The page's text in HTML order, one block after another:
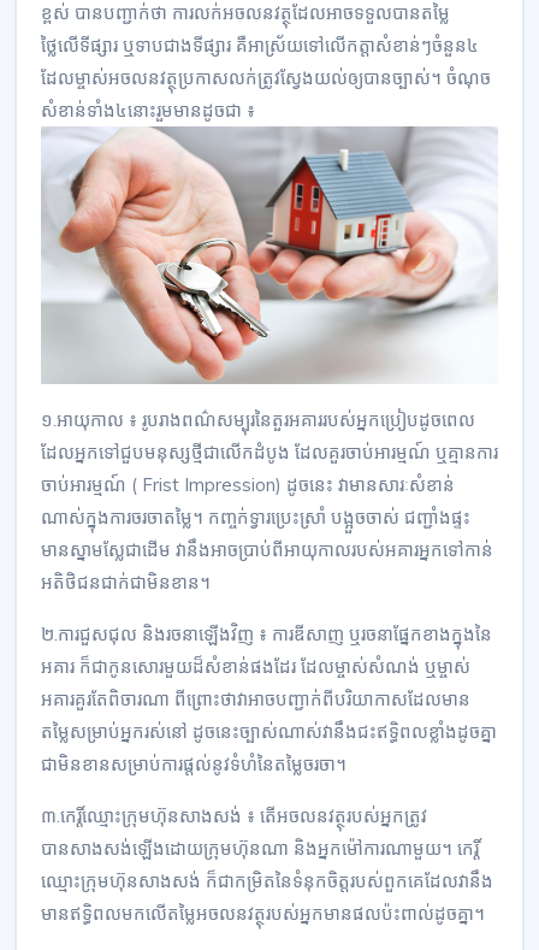
ខ្ពស់ បានបញ្ជាក់ថា ការលក់អចលនវត្ថុដែលអាចទទួលបានតម្លៃ
ថ្លៃលើទីផ្សារ ឬទាបជាងទីផ្សារ គឺអាស្រ័យទៅលើកត្តាសំខាន់ៗចំនួន៤
ដែលម្ចាស់អចលនវត្ថុប្រកាសលក់ត្រូវស្វែងយល់ឲ្យបានច្បាស់។ ចំណុច
សំខាន់ទាំង៤នោះរួមមានដូចជា ៖
១.អាយុកាល ៖ រូបរាងពណ៌សម្បុរនៃតួរអគាររបស់អ្នកប្រៀបដូចពេល
ដែលអ្នកទៅជួបមនុស្សថ្មីជាលើកដំបូង ដែលគួរចាប់អារម្មណ៍ ឬគ្មានការ
ចាប់អារម្មណ៍ ( Frist Impression) ដូចនេះ វាមានសារៈសំខាន់
ណាស់ក្នុងការចរចាតម្លៃ។ កញ្ចក់ទ្វារប្រេះស្រាំ បង្អួចចាស់ ជញ្ជាំងផ្ទះ
មានស្នាមស្លែជាដើម វានឹងអាចប្រាប់ពីអាយុកាលរបស់អគារអ្នកទៅកាន់
អតិថិជនជាក់ជាមិនខាន។
២.ការជួសជុល និងរចនាឡើងវិញ ៖ ការឌីសាញ ឬរចនាផ្នែកខាងក្នុងនៃ
អគារ ក៏ជាកូនសោរមួយដ៏សំខាន់ផងដែរ ដែលម្ចាស់សំណង់ ឬម្ចាស់
អគារគួរតែពិចារណា ពីព្រោះថាវាអាចបញ្ជាក់ពីបរិយាកាសដែលមាន
តម្លៃសម្រាប់អ្នករស់នៅ ដូចនេះច្បាស់ណាស់វានឹងជះឥទ្ធិពលខ្លាំងដូចគ្នា
ជាមិនខានសម្រាប់ការផ្តល់នូវទំហំនៃតម្លៃចរចា។
៣.កេរ្តិ៍ឈ្មោះក្រុមហ៊ុនសាងសង់ ៖ តើអចលនវត្ថុរបស់អ្នកត្រូវ
បានសាងសង់ឡើងដោយក្រុមហ៊ុនណា និងអ្នកម៉ៅការណាមួយ។ កេរ្តិ៍
ឈ្មោះក្រុមហ៊ុនសាងសង់ ក៏ជាកម្រិតនៃទំនុកចិត្តរបស់ពួកគេដែលវានឹង
មានឥទ្ធិពលមកលើតម្លៃអចលនវត្ថុរបស់អ្នកមានផលប៉ះពាល់ដូចគ្នា។